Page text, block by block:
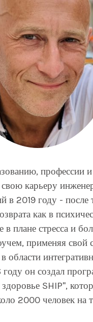
профессии и
карьеру
в 2019 году - после
как в
в плане стресса и
применяя свой
области
он создал
SHIP",
2000 человек на